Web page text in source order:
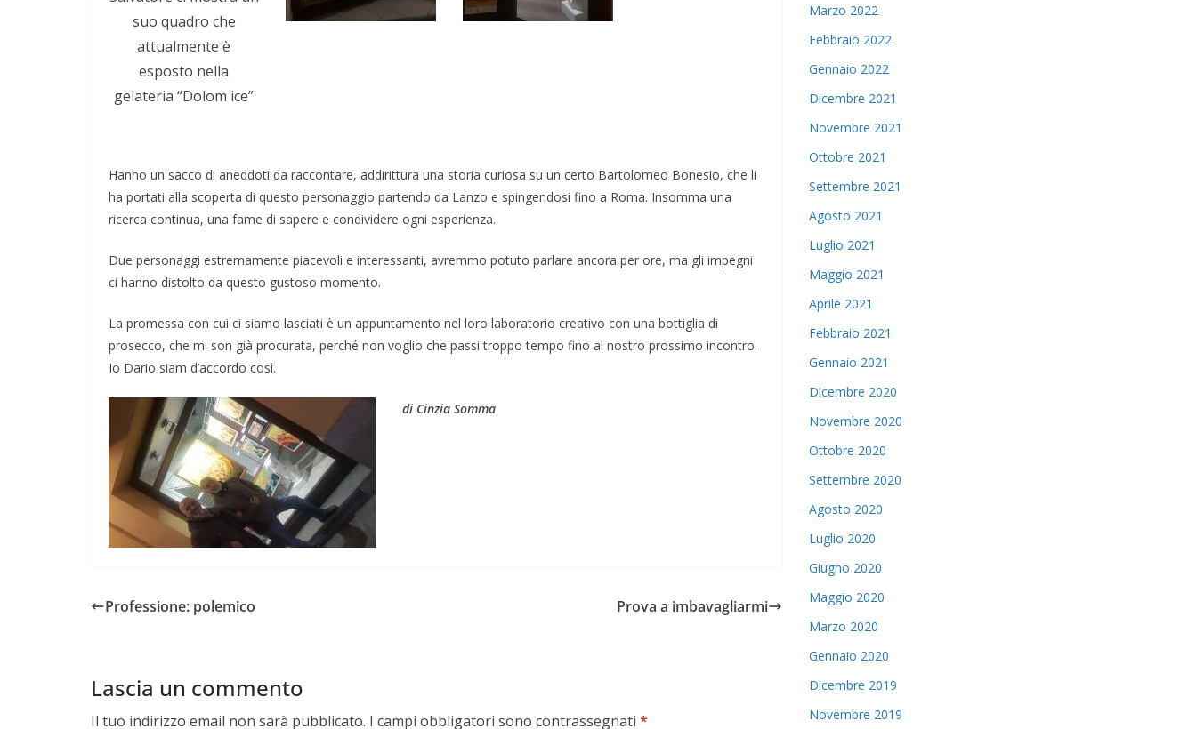
suo quadro che
attualmente è
esposto nella
gelateria “Dolom ice”
Hanno un sacco di aneddoti da raccontare, addirittura una storia curiosa su un certo Bartolomeo Bonesio, che li
ha portati alla scoperta di questo personaggio partendo da Lanzo e spingendosi fino a Roma. Insomma una
ricerca continua, una fame di sapere e condividere ogni esperienza.
Due personaggi estremamente piacevoli e interessanti, avremmo potuto parlare ancora per ore, ma gli impegni
ci hanno distolto da questo gustoso momento.
La promessa con cui ci siamo lasciati è un appuntamento nel loro laboratorio creativo con una bottiglia di
prosecco, che mi son già procurata, perché non voglio che passi troppo tempo fino al nostro prossimo incontro.
Io Dario siam d’accordo così.
di Cinzia Somma
Professione: polemico Prova a imbavagliarmi
Lascia un commento
Il tuo indirizzo email non sarà pubblicato. I campi obbligatori sono contrassegnati *
Marzo 2022
Febbraio 2022
Gennaio 2022
Dicembre 2021
Novembre 2021
Ottobre 2021
Settembre 2021
Agosto 2021
Luglio 2021
Maggio 2021
Aprile 2021
Febbraio 2021
Gennaio 2021
Dicembre 2020
Novembre 2020
Ottobre 2020
Settembre 2020
Agosto 2020
Luglio 2020
Giugno 2020
Maggio 2020
Marzo 2020
Gennaio 2020
Dicembre 2019
Novembre 2019